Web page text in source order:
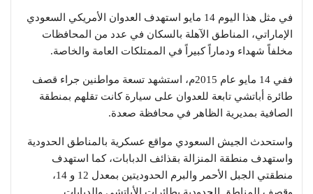
في مثل هذا اليوم 14 مايو استهدف العدوان الأمريكي السعودي
الإماراتي، المناطق الآهلة بالسكان في عدد من المحافظات
مخلفاً شهداء ودماراً كبيراً في الممتلكات العامة والخاصة.
ففي 14 مايو عام 2015م، استشهد تسعة مواطنين جراء قصف
طائرة أباتشي تابعة للعدوان على سيارة كانت تقلهم بمنطقة
الصافية بمديرية الظاهر في محافظة صعدة.
واستحدث الجيش السعودي مواقع عسكرية بالمناطق الحدودية
واستهدف منطقة المنزالة بقذائف الدبابات، كما استهدف
منطقتي الجبل الأحمر والبرم الحدوديتين بمعدل 12 و 14،